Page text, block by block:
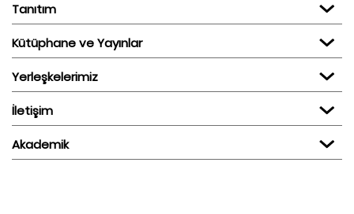
Tanıtım
Kütüphane ve Yayınlar
Yerleşkelerimiz
İletişim
Akademik